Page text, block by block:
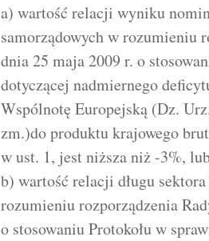
a) wartość relacji wyniku
samorządowych w rozumieniu
dnia 25 maja 2009 r. o
dotyczącej nadmiernego
Wspólnotę Europejską (Dz.
zm.)do produktu krajowego
w ust. 1, jest niższa niż -3%,
b) wartość relacji długu
rozumieniu rozporządzenia
o stosowaniu Protokołu w